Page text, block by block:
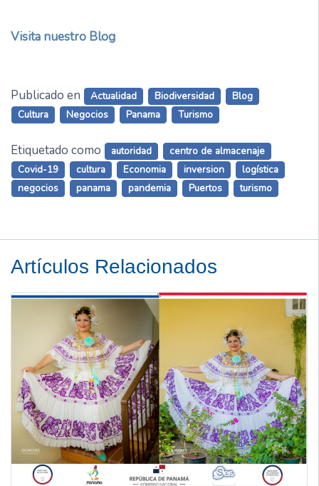
Visita nuestro Blog
Publicado en Actualidad Biodiversidad
Blog
Cultura
Negocios Panama Turismo
Etiquetado como autoridad
centro de almacenaje
Covid-19
cultura Economia inversion
logística
negocios
panama pandemia Puertos turismo
Artículos Relacionados